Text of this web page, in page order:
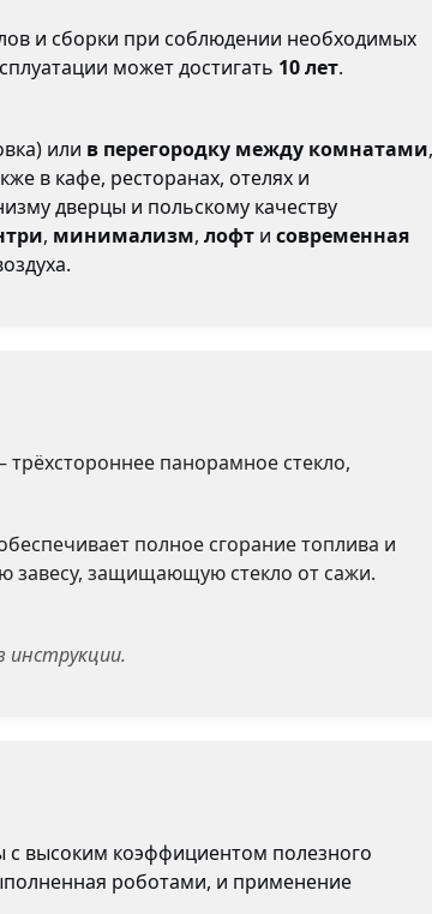
и сборки при соблюдении необходимых
может достигать 10 лет.
или в перегородку между комнатами,
в кафе, ресторанах, отелях и
дверцы и польскому качеству
, минимализм, лофт и современная
панорамное стекло,
полное сгорание топлива и
завесу, защищающую стекло от сажи.
инструкции.
с высоким коэффициентом полезного
роботами, и применение